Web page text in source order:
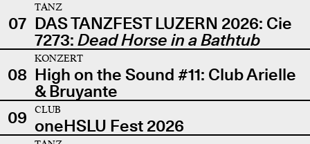
07
TANZ
DAS TANZFEST LUZERN 2026: Cie
7273: Dead Horse in a Bathtub
08
KONZERT
High on the Sound #11: Club Arielle
& Bruyante
09
CLUB
oneHSLU Fest 2026